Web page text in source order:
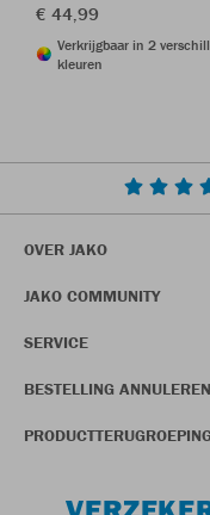
€ 44,99
Verkrijgbaar in 2
kleuren
OVER JAKO
JAKO COMMUNITY
SERVICE
BESTELLING ANNULEREN